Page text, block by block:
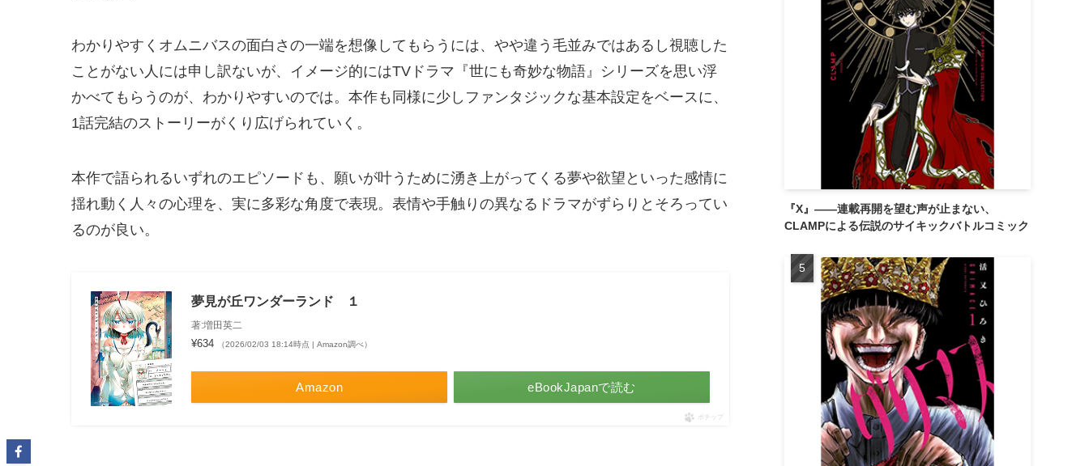
わかりやすくオムニバスの面白さの一端を想像してもらうには、やや違う毛並みではあるし視聴した
ことがない人には申し訳ないが、イメージ的にはTVドラマ『世にも奇妙な物語』シリーズを思い浮
かべてもらうのが、わかりやすいのでは。本作も同様に少しファンタジックな基本設定をベースに、
1話完結のストーリーがくり広げられていく。
本作で語られるいずれのエピソードも、願いが叶うために湧き上がってくる夢や欲望といった感情に
揺れ動く人々の心理を、実に多彩な角度で表現。表情や手触りの異なるドラマがずらりとそろってい
るのが良い。
夢見が丘ワンダーランド １
著:増田英二
¥634 （2026/02/03 18:14時点 | Amazon調べ）
Amazon eBookJapanで読む
ポチップ
『X』——連載再開を望む声が止まない、
CLAMPによる伝説のサイキックバトルコミック